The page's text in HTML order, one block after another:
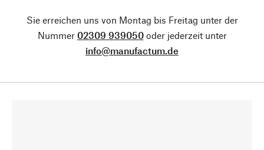
Sie erreichen uns von Montag bis Freitag unter der
Nummer 02309 939050oder jederzeit unter
info@manufactum.de